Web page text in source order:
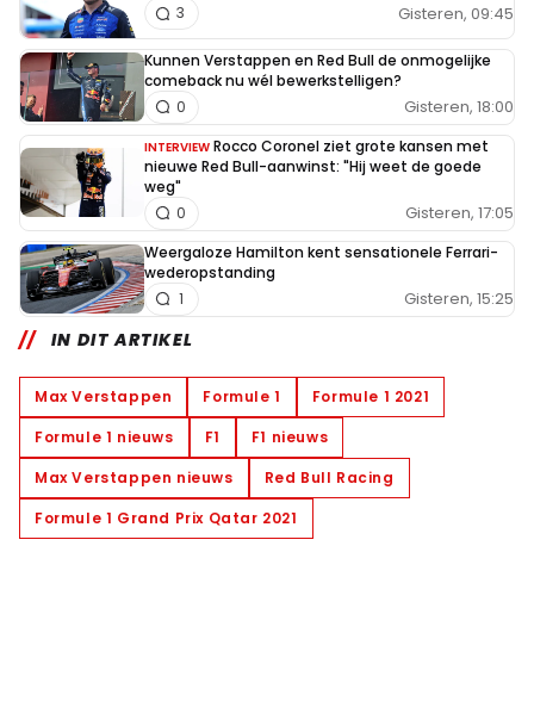
Gisteren, 09:45
3
Kunnen Verstappen en Red Bull de onmogelijke
comeback nu wél bewerkstelligen?
Gisteren, 18:00
0
INTERVIEW Rocco Coronel ziet grote kansen met
nieuwe Red Bull-aanwinst: "Hij weet de goede
weg"
Gisteren, 17:05
0
Weergaloze Hamilton kent sensationele Ferrari-
wederopstanding
Gisteren, 15:25
1
IN DIT ARTIKEL
Max Verstappen Formule 1
Formule 1 2021
Formule 1 nieuws
F1
F1 nieuws
Max Verstappen nieuws
Red Bull Racing
Formule 1 Grand Prix Qatar 2021